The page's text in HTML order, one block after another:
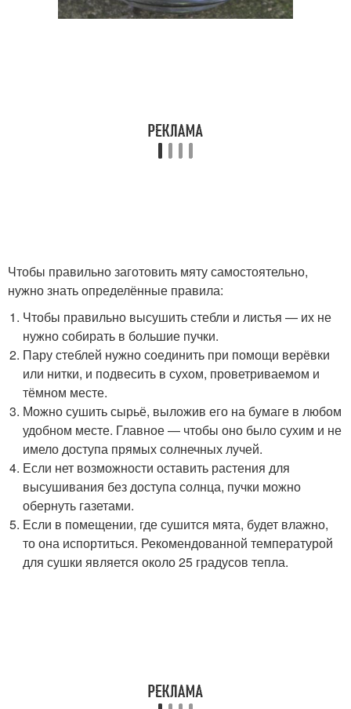
Чтобы правильно заготовить мяту самостоятельно,
нужно знать определённые правила:
Чтобы правильно высушить стебли и листья — их не
нужно собирать в большие пучки.
Пару стеблей нужно соединить при помощи верёвки
или нитки, и подвесить в сухом, проветриваемом и
тёмном месте.
Можно сушить сырьё, выложив его на бумаге в любом
удобном месте. Главное — чтобы оно было сухим и не
имело доступа прямых солнечных лучей.
Если нет возможности оставить растения для
высушивания без доступа солнца, пучки можно
обернуть газетами.
Если в помещении, где сушится мята, будет влажно,
то она испортиться. Рекомендованной температурой
для сушки является около 25 градусов тепла.